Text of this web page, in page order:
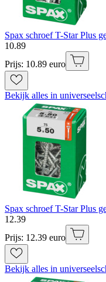
Spax schroef T-Star Plus
10.89
Prijs: 10.89 euro
Bekijk alles in
Spax schroef T-Star Plus
12.39
Prijs: 12.39 euro
Bekijk alles in